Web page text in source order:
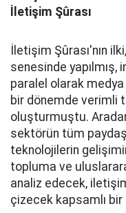
İletişim Şûrası
İletişim Şûrası'nın
senesinde yapılmış,
paralel olarak medya
bir dönemde verimli
oluşturmuştu.
sektörün tüm
teknolojilerin
topluma ve
analiz edecek,
çizecek kapsamlı